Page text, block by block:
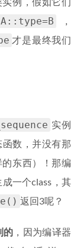
例，假如它们
A::type=B ，
才是最终我们
实例
函数，并没有那
的东西）！那编
一个class，其
返回3呢？
的 ，因为编译器